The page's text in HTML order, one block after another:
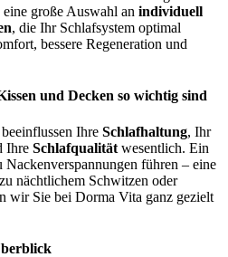
große Auswahl an individuell
, die Ihr Schlafsystem optimal
bessere Regeneration und
und Decken so wichtig sind
Ihre Schlafhaltung, Ihr
Ihre Schlafqualität wesentlich. Ein
Nackenverspannungen führen – eine
nächtlichem Schwitzen oder
wir Sie bei Dorma Vita ganz gezielt